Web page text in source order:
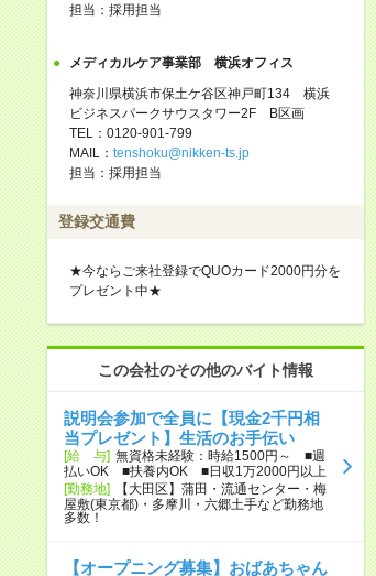
担当：採用担当
メディカルケア事業部 横浜オフィス
神奈川県横浜市保土ケ谷区神戸町134 横浜
ビジネスパークサウスタワー2F B区画
TEL：0120-901-799
MAIL： tenshoku@nikken-ts.jp
担当：採用担当
登録交通費
★今ならご来社登録でQUOカード2000円分を
プレゼント中★
この会社のその他のバイト情報
説明会参加で全員に【現金2千円相
当プレゼント】生活のお手伝い
[給 与] 無資格未経験：時給1500円～ ■週
払いOK ■扶養内OK ■日収1万2000円以上
[勤務地]
【大田区】蒲田・流通センター・梅
屋敷(東京都)・多摩川・六郷土手など勤務地
多数！
【オープニング募集】おばあちゃん